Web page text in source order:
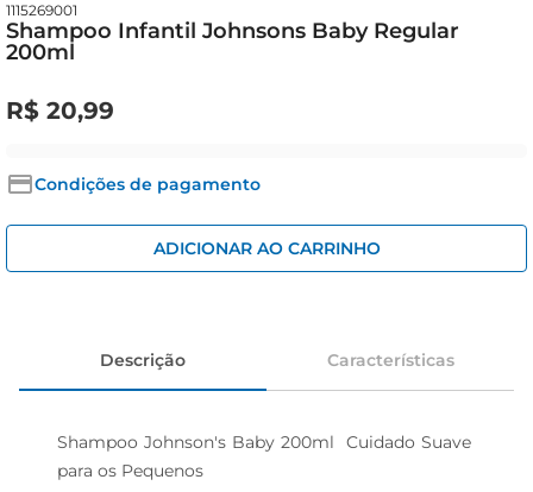
1115269001
Shampoo Infantil Johnsons Baby Regular
200ml
R$ 20,99
Condições de pagamento
ADICIONAR AO CARRINHO
Descrição Características
Shampoo Johnson's Baby 200ml  Cuidado Suave
para os Pequenos
queijo
azeite
cerveja